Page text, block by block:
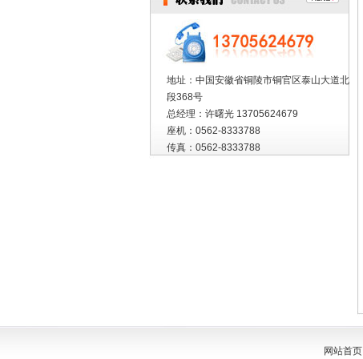
地址：中国安徽省铜陵市铜官区泰山大道北
段368号
总经理：许曙光 13705624679
座机：0562-8333788
传真：0562-8333788
网站首页